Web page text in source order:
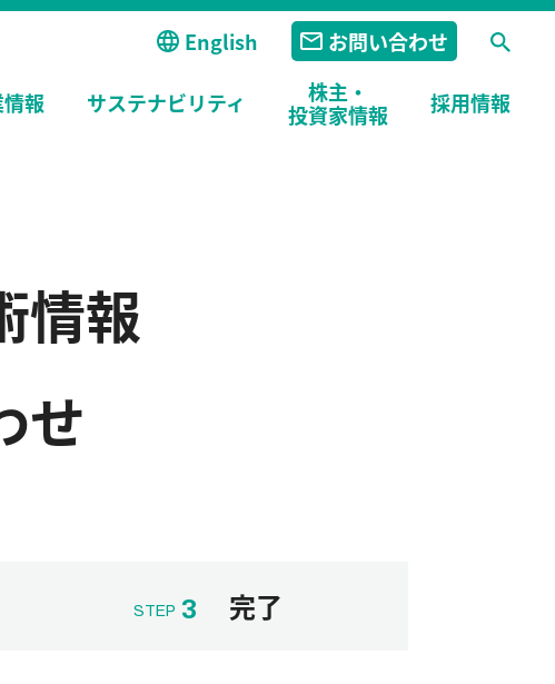
報 サステナビリティ
株主・
投資家情報
採用情報
English お問い合わせ
情報
せ
STEP 3 完了